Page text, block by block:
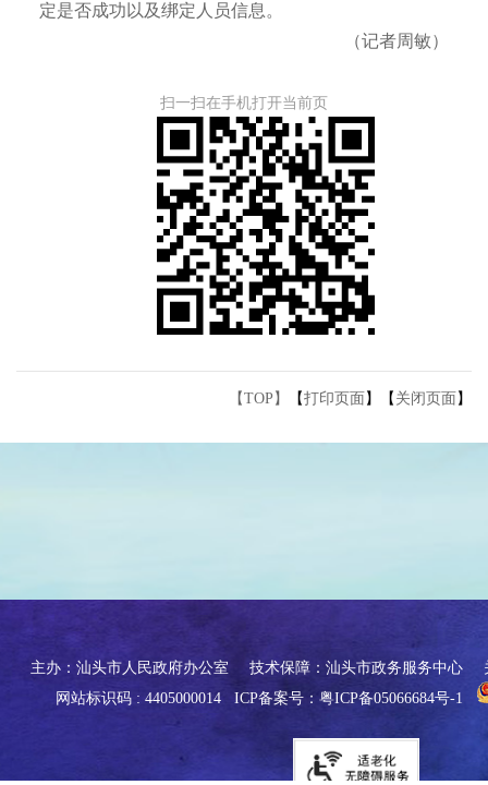
定是否成功以及绑定人员信息。
（记者周敏）
扫一扫在手机打开当前页
【TOP】 【打印页面 】【 关闭页面 】
主办：汕头市人民政府办公室 技术保障：汕头市政务服务中心
网站标识码 : 4405000014 ICP备案号：粤ICP备05066684号-1